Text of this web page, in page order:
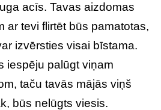
acīs. Tavas aizdomas
ar tevi flirtēt būs pamatotas,
izvērsties visai bīstama.
iespēju palūgt viņam
taču tavās mājās viņš
būs nelūgts viesis.